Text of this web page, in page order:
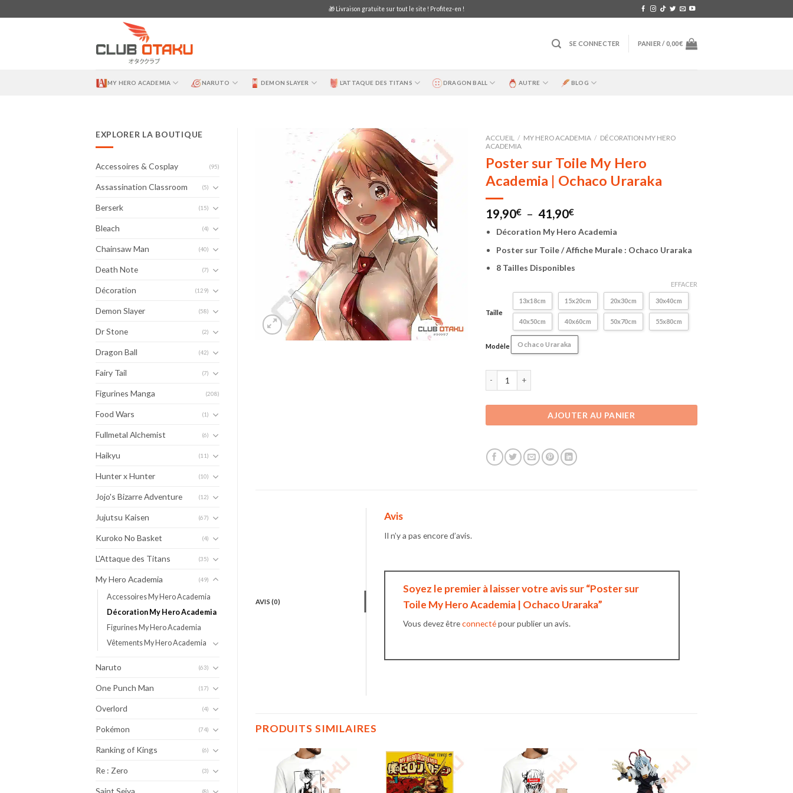
to
🎁 Livraison gratuite sur tout le site ! Profitez-en !
SE CONNECTER PANIER /0,00€
MY HERO ACADEMIA NARUTO DEMON SLAYER L’ATTAQUE DES TITANS DRAGON BALL AUTRE BLOG
EXPLORER LA BOUTIQUE
Accessoires & Cosplay (95)
Assassination Classroom (5)
Berserk (15)
Bleach (4)
Chainsaw Man (40)
Death Note (7)
Décoration (129)
Demon Slayer (58)
Dr Stone (2)
Dragon Ball (42)
Fairy Tail (7)
Figurines Manga (208)
Food Wars (1)
Fullmetal Alchemist (6)
Haikyu (11)
Hunter x Hunter (10)
Jojo's Bizarre Adventure (12)
Jujutsu Kaisen (67)
Kuroko No Basket (4)
L'Attaque des Titans (35)
My Hero Academia (49)
Accessoires My Hero Academia
Décoration My Hero Academia
Figurines My Hero Academia
Vêtements My Hero Academia
Naruto (63)
One Punch Man (17)
Overlord (4)
Pokémon (74)
Ranking of Kings (6)
Re : Zero (3)
Saint Seiya (8)
ACCUEIL / MY HERO ACADEMIA / DÉCORATION MY HERO
ACADEMIA
Poster sur Toile My Hero
Academia | Ochaco Uraraka
19,90€ – 41,90€Plage
prix :
19,90€
41,90€
Décoration My Hero Academia
Poster sur Toile / Affiche Murale : Ochaco Uraraka
8 Tailles Disponibles
Taille
13x18cm 15x20cm 20x30cm 30x40cm
40x50cm 40x60cm 50x70cm 55x80cm
Modèle Ochaco Uraraka
EFFACER
AJOUTER AU PANIER
AVIS (0)
Avis
Il n’y a pas encore d’avis.
Soyez le premier à laisser votre avis sur “Poster sur
Toile My Hero Academia | Ochaco Uraraka”
Vous devez êtreconnectépour publier un avis.
PRODUITS SIMILAIRES